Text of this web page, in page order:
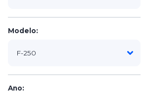
Modelo:
Ano: